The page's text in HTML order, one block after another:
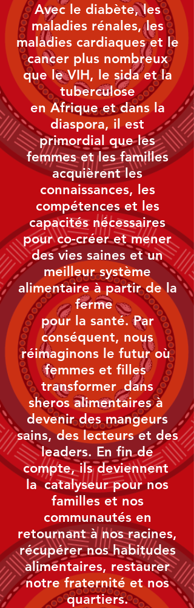
Avec le diabète, les
maladies rénales, les
maladies cardiaques et le
cancer plus nombreux
que le VIH, le sida et la
tuberculose
en Afrique et dans la
diaspora, il est
primordial que les
femmes et les familles
acquièrent les
connaissances, les
compétences et les
capacités nécessaires
pour co-créer et mener
des vies saines et un
meilleur système
alimentaire à partir de la
ferme
pour la santé. Par
conséquent, nous
réimaginons le futur où
femmes et filles
transformer dans
sheros alimentaires à
devenir des mangeurs
sains, des lecteurs et des
leaders. En fin de
compte, ils deviennent
la catalyseur pour nos
familles et nos
communautés en
retournant à nos racines,
récupérer nos habitudes
alimentaires, restaurer
notre fraternité et nos
quartiers.